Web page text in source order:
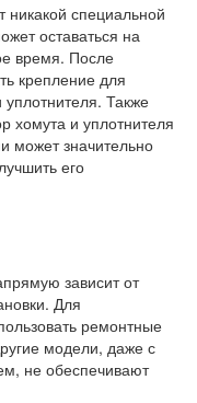
никакой специальной
оставаться на
время. После
крепление для
Также
хомута и уплотнителя
может значительно
его
зависит от
Для
ремонтные
модели, даже с
не обеспечивают